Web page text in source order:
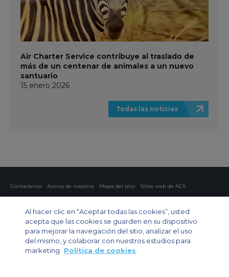
Air Charter Service contribuye al traslado de
más de un centenar de animales a un nuevo
santuario
15 enero 2026
Todas las noticias
Contactenos Acerca de nosotros Mapa del sitio
Sitios web de ACS
Chárter privado
Chárter para grupos Chárter de carga Guía de aviones
Private Charter App
Al hacer clic en “Aceptar todas las cookies”, usted
acepta que las cookies se guarden en su dispositivo
para mejorar la navegación del sitio, analizar el uso
del mismo, y colaborar con nuestros estudios para
marketing.
Política de cookies